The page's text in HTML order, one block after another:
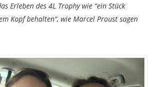
Erleben des 4L Trophy wie “ein Stück
Kopf behalten“, wie Marcel Proust sagen